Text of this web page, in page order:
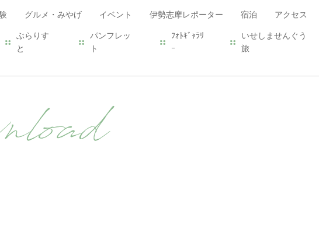
グルメ・みやげ イベント 伊勢志摩レポーター 宿泊 アクセス
ぶらりす
と
パンフレッ
ト
ﾌｫﾄｷﾞｬﾗﾘ
ｰ
いせしませんぐう
旅